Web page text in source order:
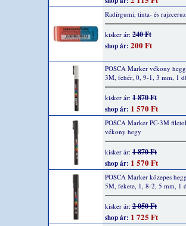
Radírgumi, tinta- és
kisker ár: 240 Ft
shop ár: 200 Ft
POSCA Marker vékony
3M, fehér, 0, 9-1, 3 mm, 1
kisker ár: 1 870 Ft
shop ár: 1 570 Ft
POSCA Marker PC-3M
vékony hegy
kisker ár: 1 870 Ft
shop ár: 1 570 Ft
POSCA Marker közepes
5M, fekete, 1, 8-2, 5 mm, 1
kisker ár: 2 050 Ft
shop ár: 1 725 Ft